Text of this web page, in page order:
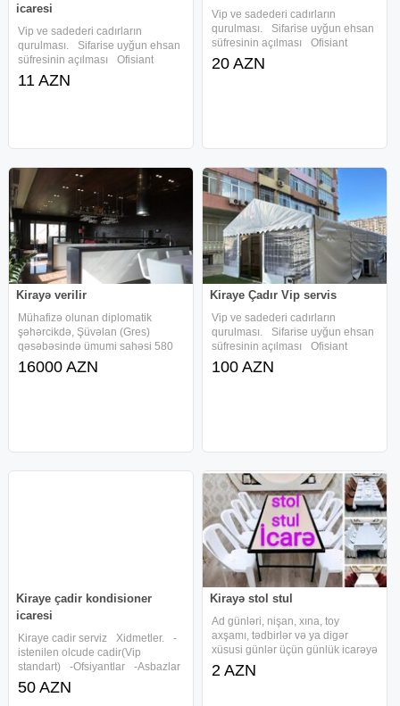
icaresi
Vip ve sadederi cadırların
qurulması. Sifarise uyğun ehsan
süfresinin açılması Ofisiant
Çayçı Qabyuyan Pover Qab-
qaşıq Stol stul Samavar
11 AZN
Vip ve sadederi cadırların
qurulması. Sifarise uyğun ehsan
süfresinin açılması Ofisiant
Çayçı Qabyuyan Pover Qab-
qaşıq Stol stul Samavar Defn
20 AZN
Kirayə verilir
Mühafizə olunan diplomatik
şəhərcikdə, Şüvəlan (Gres)
qəsəbəsində ümumi sahəsi 580
m2 olan 10 sotluq torpaqda
yerləşən dəniz mənzərəli ev
16000 AZN
Kiraye Çadır Vip servis
Vip ve sadederi cadırların
qurulması. Sifarise uyğun ehsan
süfresinin açılması Ofisiant
Çayçı Qabyuyan Pover Qab-
qaşıq Stol stul Samavar Defn
100 AZN
Kiraye çadir kondisioner
icaresi
Kiraye cadir serviz Xidmetler. -
istenilen olcude cadir(Vip
standart) -Ofsiyantlar -Asbazlar
-Qabyuyan -Stol stul -
Ayaqyolu -Kondisioner
50 AZN
Kirayə stol stul
Ad günləri, nişan, xına, toy
axşamı, tədbirlər və ya digər
xüsusi günlər üçün günlük icarəyə
verilir Stul +stol (süfrə) =2azn. Stul
+stol +qablar =3azn. Qiymət
2 AZN